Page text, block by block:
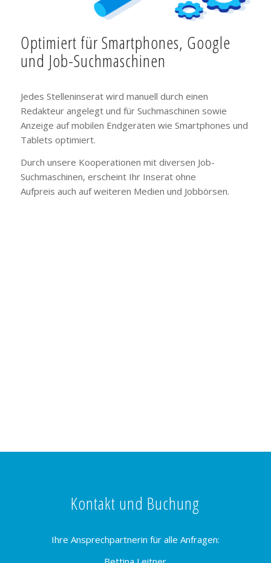
Optimiert für Smartphones, Google
und Job-Suchmaschinen
Jedes Stelleninserat wird manuell durch einen
Redakteur angelegt und für Suchmaschinen sowie
Anzeige auf mobilen Endgeräten wie Smartphones und
Tablets optimiert.
Durch unsere Kooperationen mit diversen Job-
Suchmaschinen, erscheint Ihr Inserat ohne
Aufpreis auch auf weiteren Medien und Jobbörsen.
Kontakt und Buchung
Ihre Ansprechpartnerin für alle Anfragen: